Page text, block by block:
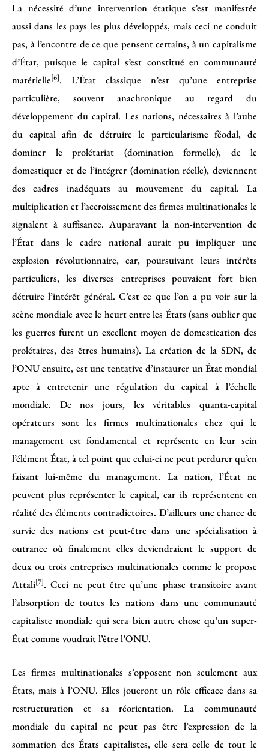
La nécessité d’une intervention étatique s’est manifestée
aussi dans les pays les plus développés, mais ceci ne conduit
pas, à l’encontre de ce que pensent certains, à un capitalisme
d’État, puisque le capital s’est constitué en communauté
matérielle[6]. L’État classique n’est qu’une entreprise
particulière, souvent anachronique au regard du
développement du capital. Les nations, nécessaires à l’aube
du capital afin de détruire le particularisme féodal, de
dominer le prolétariat (domination formelle), de le
domestiquer et de l’intégrer (domination réelle), deviennent
des cadres inadéquats au mouvement du capital. La
multiplication et l’accroissement des firmes multinationales le
signalent à suffisance. Auparavant la non-intervention de
l’État dans le cadre national aurait pu impliquer une
explosion révolutionnaire, car, poursuivant leurs intérêts
particuliers, les diverses entreprises pouvaient fort bien
détruire l’intérêt général. C’est ce que l’on a pu voir sur la
scène mondiale avec le heurt entre les États (sans oublier que
les guerres furent un excellent moyen de domestication des
prolétaires, des êtres humains). La création de la SDN, de
l’ONU ensuite, est une tentative d’instaurer un État mondial
apte à entretenir une régulation du capital à l’échelle
mondiale. De nos jours, les véritables quanta-capital
opérateurs sont les firmes multinationales chez qui le
management est fondamental et représente en leur sein
l’élément État, à tel point que celui-ci ne peut perdurer qu’en
faisant lui-même du management. La nation, l’État ne
peuvent plus représenter le capital, car ils représentent en
réalité des éléments contradictoires. D’ailleurs une chance de
survie des nations est peut-être dans une spécialisation à
outrance où finalement elles deviendraient le support de
deux ou trois entreprises multinationales comme le propose
Attali[7]. Ceci ne peut être qu’une phase transitoire avant
l’absorption de toutes les nations dans une communauté
capitaliste mondiale qui sera bien autre chose qu’un super-
État comme voudrait l’être l’ONU.
Les firmes multinationales s’opposent non seulement aux
États, mais à l’ONU. Elles joueront un rôle efficace dans sa
restructuration et sa réorientation. La communauté
mondiale du capital ne peut pas être l’expression de la
sommation des États capitalistes, elle sera celle de tout le